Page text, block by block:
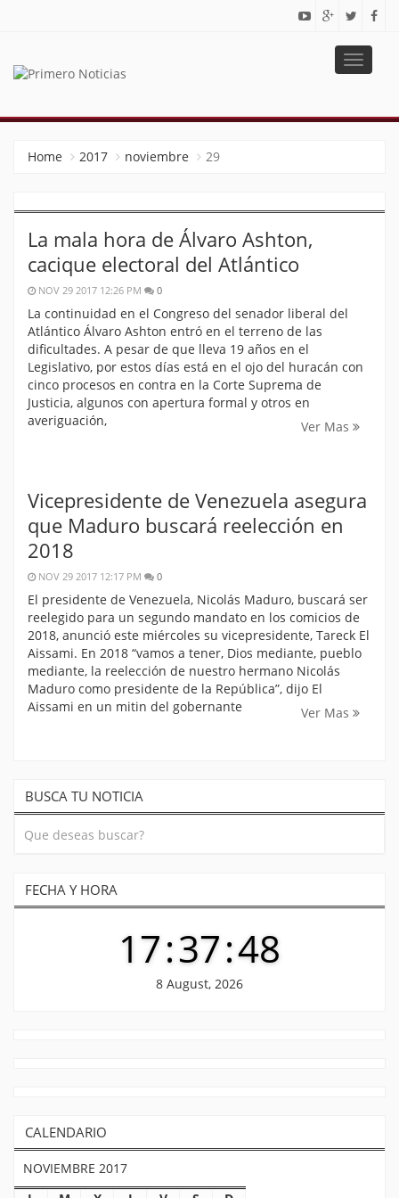
Toggle
Home 2017 noviembre 29
La mala hora de Álvaro Ashton,
cacique electoral del Atlántico
NOV 29 2017 12:26 PM 0
La continuidad en el Congreso del senador liberal del
Atlántico Álvaro Ashton entró en el terreno de las
dificultades. A pesar de que lleva 19 años en el
Legislativo, por estos días está en el ojo del huracán con
cinco procesos en contra en la Corte Suprema de
Justicia, algunos con apertura formal y otros en
averiguación,
Ver Mas
Vicepresidente de Venezuela asegura
que Maduro buscará reelección en
2018
NOV 29 2017 12:17 PM 0
El presidente de Venezuela, Nicolás Maduro, buscará ser
reelegido para un segundo mandato en los comicios de
2018, anunció este miércoles su vicepresidente, Tareck El
Aissami. En 2018 “vamos a tener, Dios mediante, pueblo
mediante, la reelección de nuestro hermano Nicolás
Maduro como presidente de la República”, dijo El
Aissami en un mitin del gobernante
Ver Mas
BUSCA TU NOTICIA
FECHA Y HORA
17:37:48
8 August, 2026
CALENDARIO
NOVIEMBRE 2017